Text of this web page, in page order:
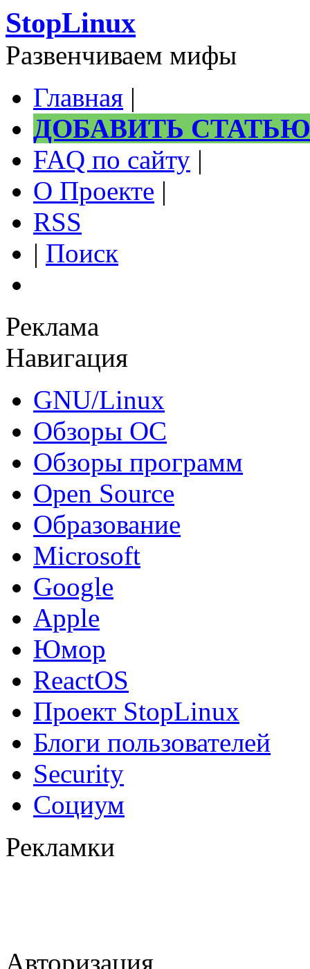
StopLinux
Развенчиваем мифы
Главная |
ДОБАВИТЬ СТАТЬЮ
FAQ по сайту |
О Проекте |
RSS
| Поиск
Реклама
Навигация
GNU/Linux
Обзоры ОС
Обзоры программ
Open Source
Образование
Microsoft
Google
Apple
Юмор
ReactOS
Проект StopLinux
Блоги пользователей
Security
Социум
Рекламки
Авторизация